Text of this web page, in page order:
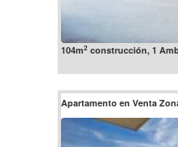
104m2construcción, 1
Apartamento en Venta